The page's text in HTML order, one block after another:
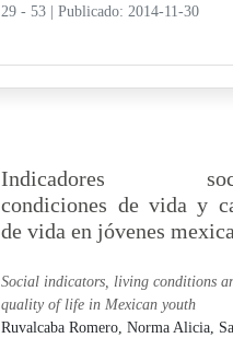
29 - 53
|Publicado: 2014-11-30
Indicadores
condiciones de vida y
de vida en jóvenes
Social indicators, living conditions
quality of life in Mexican youth
Ruvalcaba Romero, Norma Alicia,